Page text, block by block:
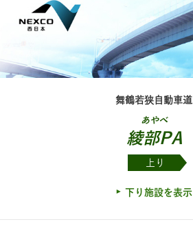
舞鶴若狭自動車道
あやべ
綾部PA
上り
下り施設を表示